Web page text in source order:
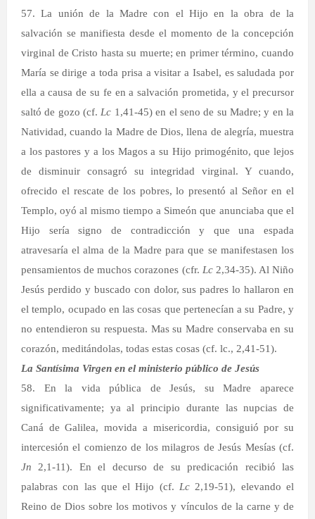
57. La unión de la Madre con el Hijo en la obra de la
salvación se manifiesta desde el momento de la concepción
virginal de Cristo hasta su muerte; en primer término, cuando
María se dirige a toda prisa a visitar a Isabel, es saludada por
ella a causa de su fe en a salvación prometida, y el precursor
saltó de gozo (cf. Lc 1,41-45) en el seno de su Madre; y en la
Natividad, cuando la Madre de Dios, llena de alegría, muestra
a los pastores y a los Magos a su Hijo primogénito, que lejos
de disminuir consagró su integridad virginal. Y cuando,
ofrecido el rescate de los pobres, lo presentó al Señor en el
Templo, oyó al mismo tiempo a Simeón que anunciaba que el
Hijo sería signo de contradicción y que una espada
atravesaría el alma de la Madre para que se manifestasen los
pensamientos de muchos corazones (cfr. Lc2,34-35). Al Niño
Jesús perdido y buscado con dolor, sus padres lo hallaron en
el templo, ocupado en las cosas que pertenecían a su Padre, y
no entendieron su respuesta. Mas su Madre conservaba en su
corazón, meditándolas, todas estas cosas (cf. lc., 2,41-51).
La Santísima Virgen en el ministerio público de Jesús
58. En la vida pública de Jesús, su Madre aparece
significativamente; ya al principio durante las nupcias de
Caná de Galilea, movida a misericordia, consiguió por su
intercesión el comienzo de los milagros de Jesús Mesías (cf.
Jn 2,1-11). En el decurso de su predicación recibió las
palabras con las que el Hijo (cf. Lc 2,19-51), elevando el
Reino de Dios sobre los motivos y vínculos de la carne y de